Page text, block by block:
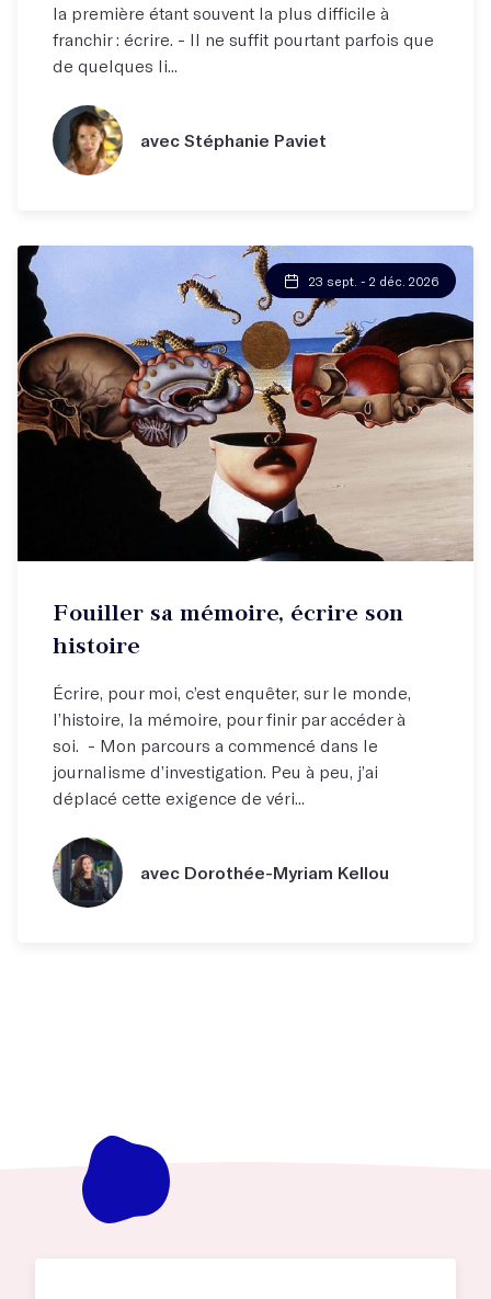
la première étant souvent la plus difficile à
franchir : écrire. - Il ne suffit pourtant parfois que
de quelques li...
avec Stéphanie Paviet
23 sept. - 2 déc. 2026
Fouiller sa mémoire, écrire son
histoire
Écrire, pour moi, c’est enquêter, sur le monde,
l’histoire, la mémoire, pour finir par accéder à
soi. - Mon parcours a commencé dans le
journalisme d’investigation. Peu à peu, j’ai
déplacé cette exigence de véri...
avec Dorothée-Myriam Kellou